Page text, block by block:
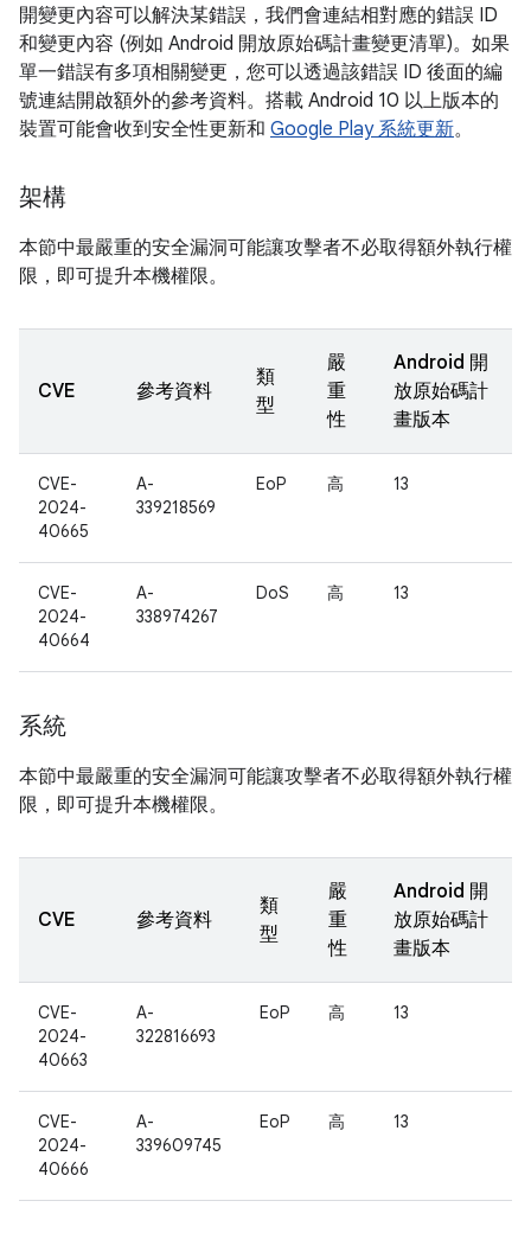
開變更內容可以解決某錯誤，我們會連結相對應的錯誤 ID
和變更內容 (例如 Android 開放原始碼計畫變更清單)。如果
單一錯誤有多項相關變更，您可以透過該錯誤 ID 後面的編
號連結開啟額外的參考資料。搭載 Android 10 以上版本的
裝置可能會收到安全性更新和 Google Play 系統更新。
架構
本節中最嚴重的安全漏洞可能讓攻擊者不必取得額外執行權
限，即可提升本機權限。
CVE 參考資料
類
型
嚴
重
性
Android 開
放原始碼計
畫版本
CVE-
2024-
40665
A-
339218569
EoP 高 13
CVE-
2024-
40664
A-
338974267
DoS 高 13
系統
本節中最嚴重的安全漏洞可能讓攻擊者不必取得額外執行權
限，即可提升本機權限。
CVE 參考資料
類
型
嚴
重
性
Android 開
放原始碼計
畫版本
CVE-
2024-
40663
A-
322816693
EoP 高 13
CVE-
2024-
40666
A-
339609745
EoP 高 13